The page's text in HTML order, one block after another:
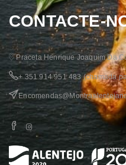
CONTACTE-
Praceta Henrique Joaquim Da
+ 351 914 951 483 (chamada